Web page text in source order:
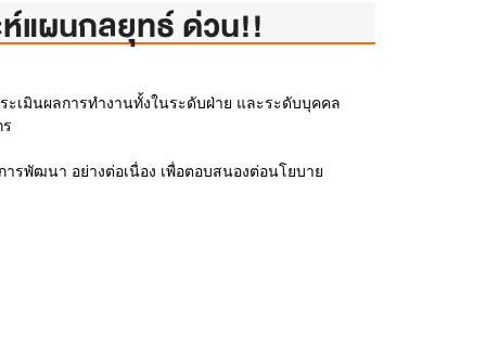
ห์แผนกลยุทธ์ ด่วน!!
เมินผลการทำงานทั้งในระดับฝ่าย และระดับบุคคล
รพัฒนา อย่างต่อเนื่อง เพื่อตอบสนองต่อนโยบาย